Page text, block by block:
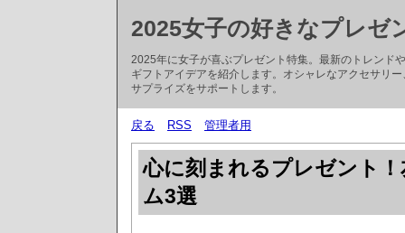
2025女子の好きなプレゼ
2025年に女子が喜ぶプレゼント特集。最新のトレンド
ギフトアイデアを紹介します。オシャレなアクセサリ
サプライズをサポートします。
戻る RSS 管理者用
心に刻まれるプレゼント
ム3選